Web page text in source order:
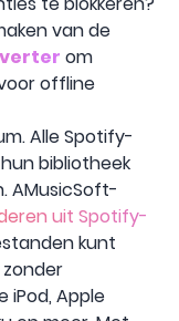
van de
om
offline
Alle Spotify-
bibliotheek
AMusicSoft-
uit Spotify-
kunt
iPod, Apple